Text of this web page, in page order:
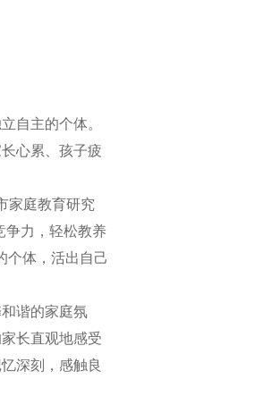
自主的个体。
心累、孩子疲
家庭教育研究
争力，轻松教养
个体，活出自己
谐的家庭氛
长直观地感受
深刻，感触良